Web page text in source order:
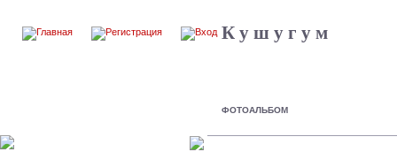
К у ш у г у м
ФОТОАЛЬБОМ